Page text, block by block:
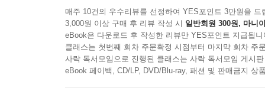
매주 10건의 우수리뷰를 선정하여 YES포인트 3만원을 드
3,000원 이상 구매 후 리뷰 작성 시 일반회원 300원, 마니
eBook은 다운로드 후 작성한 리뷰만 YES포인트 지급됩니
클래스는 첫번째 회차 주문확정 시점부터 마지막 회차 주
사락 독서모임으로 진행된 클래스는 사락 독서모임 게시
eBook 페이백, CD/LP, DVD/Blu-ray, 패션 및 판매금지 상